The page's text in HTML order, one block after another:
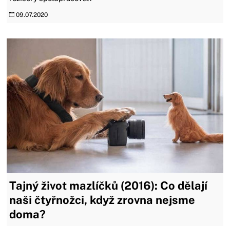
09.07.2020
Tajný život mazlíčků (2016): Co dělají
naši čtyřnožci, když zrovna nejsme
doma?